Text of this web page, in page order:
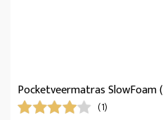
Pocketveermatras
(1)